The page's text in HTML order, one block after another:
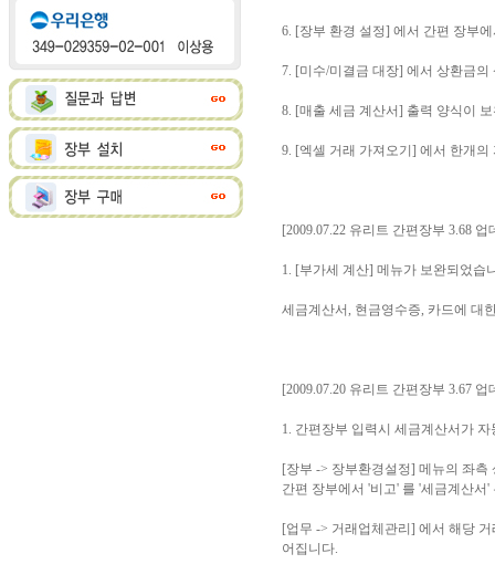
6. [장부 환경 설정] 에서 간편 장부
7. [미수/미결금 대장] 에서 상환금
8. [매출 세금 계산서] 출력 양식이
9. [엑셀 거래 가져오기] 에서 한개
[2009.07.22 유리트 간편장부 3.68 업
1. [부가세 계산] 메뉴가 보완되었습
세금계산서, 현금영수증, 카드에 대
[2009.07.20 유리트 간편장부 3.67 업
1. 간편장부 입력시 세금계산서가
[장부 -> 장부환경설정] 메뉴의 좌
간편 장부에서 '비고' 를 '세금계산
[업무 -> 거래업체관리] 에서 해당
어집니다.